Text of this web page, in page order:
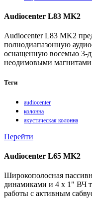
Audiocenter L83 MK2
Audiocenter L83 MK2
полнодиапазонную
оснащенную восемью
неодимовыми магнитами
Теги
audiocenter
колонна
акустическая колонна
Перейти
Audiocenter L65 MK2
Широкополосная
динамиками и 4 х 1" ВЧ
работы с активным